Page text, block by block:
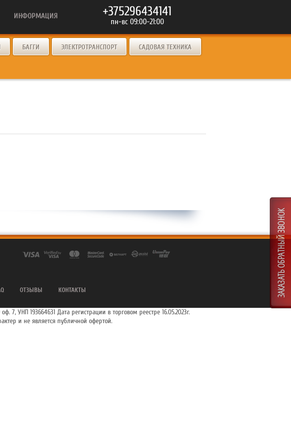
ИНФОРМАЦИЯ +375296434141
пн-вс 09:00-21:00
БАГГИ ЭЛЕКТРОТРАНСПОРТ САДОВАЯ ТЕХНИКА
ОТЗЫВЫ КОНТАКТЫ
7, УНП 193664631 Дата регистрации в торговом реестре 16.05.2023г.
и не является публичной офертой.